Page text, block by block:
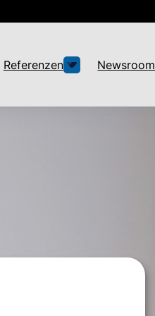
Referenzen Newsroom